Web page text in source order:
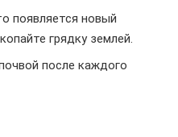
появляется новый
грядку землей.
после каждого